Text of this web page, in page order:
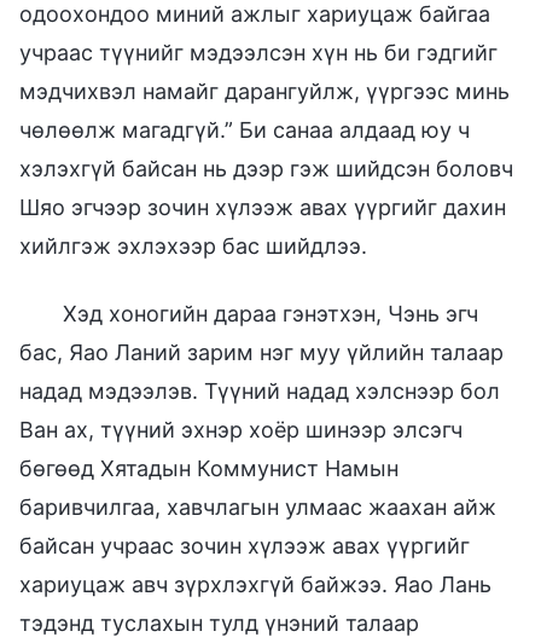
одоохондоо миний ажлыг хариуцаж байгаа
учраас түүнийг мэдээлсэн хүн нь би гэдгийг
мэдчихвэл намайг дарангуйлж, үүргээс минь
чөлөөлж магадгүй.” Би санаа алдаад юу ч
хэлэхгүй байсан нь дээр гэж шийдсэн боловч
Шяо эгчээр зочин хүлээж авах үүргийг дахин
хийлгэж эхлэхээр бас шийдлээ.
Хэд хоногийн дараа гэнэтхэн, Чэнь эгч
бас, Яао Ланий зарим нэг муу үйлийн талаар
надад мэдээлэв. Түүний надад хэлснээр бол
Ван ах, түүний эхнэр хоёр шинээр элсэгч
бөгөөд Хятадын Коммунист Намын
баривчилгаа, хавчлагын улмаас жаахан айж
байсан учраас зочин хүлээж авах үүргийг
хариуцаж авч зүрхлэхгүй байжээ. Яао Лань
тэдэнд туслахын тулд үнэний талаар